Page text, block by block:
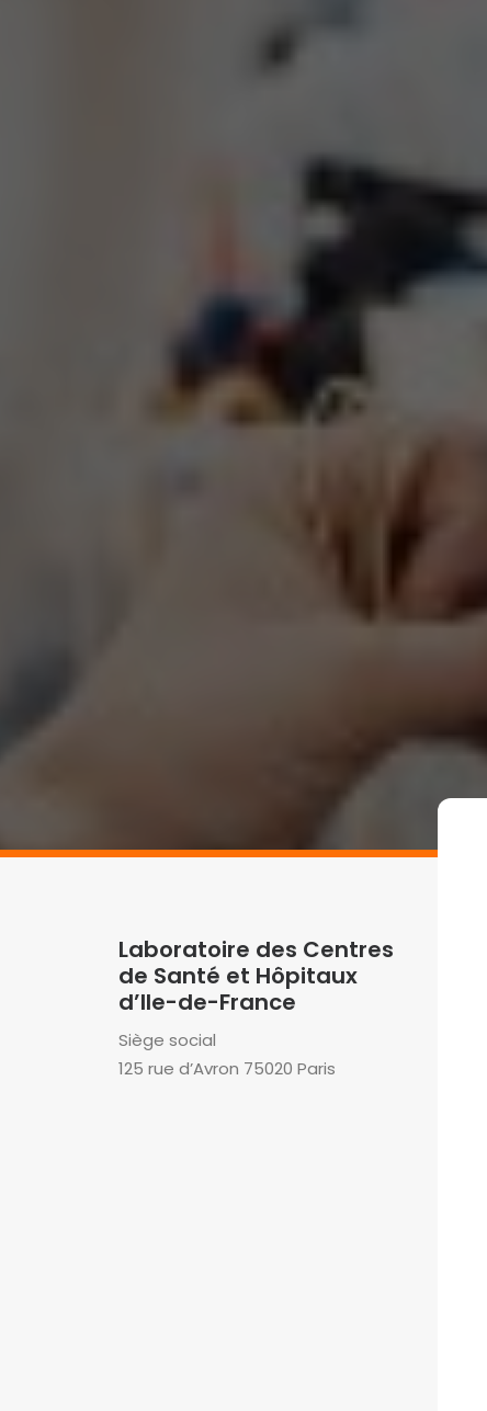
Laboratoire des Centres
de Santé et Hôpitaux
d’Ile-de-France
Siège social
125 rue d’Avron 75020 Paris